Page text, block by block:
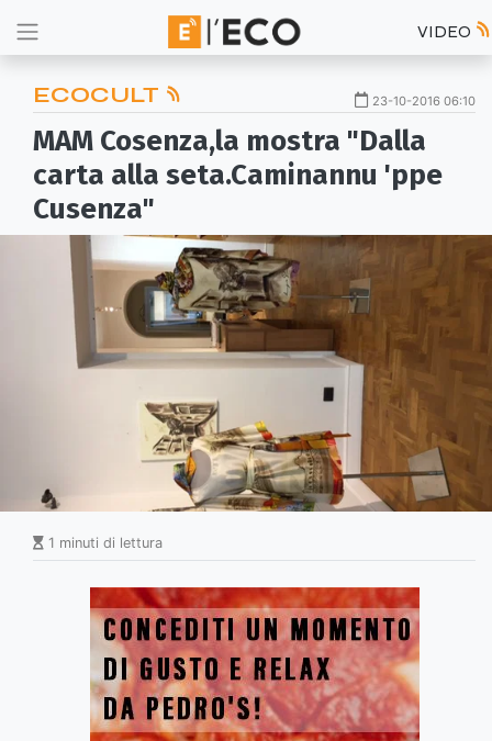
VIDEO
ECOCULT 23-10-2016 06:10
MAM Cosenza,la mostra "Dalla
carta alla seta.Caminannu 'ppe
Cusenza"
1 minuti di lettura